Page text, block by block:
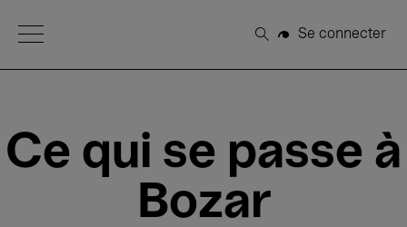
Open Menu
Rechercher
Se connecter
Ce qui se passe à
Bozar